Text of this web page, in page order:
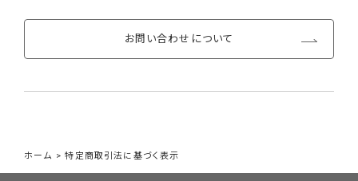
お問い合わせについて
ホーム >特定商取引法に基づく表示